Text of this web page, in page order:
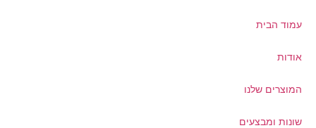
עמוד הבית
אודות
המוצרים שלנו
שונות ומבצעים